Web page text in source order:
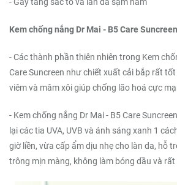
- Gây tăng sắc tố và làn da sạm nám
Kem chống nắng Dr Mai - B5 Care
- Các thành phần thiên nhiên trong Kem
Care Suncreen như chiết xuất cải bắp rất
viêm và mâm xôi giúp chống lão hoá cực
- Kem chống nắng Dr Mai - B5 Care
lại các tia UVA, UVB và ánh sáng xanh 1
giờ liền, vừa cấp ẩm dịu nhẹ cho làn da, hỗ
trông mịn màng, không làm bóng dầu và